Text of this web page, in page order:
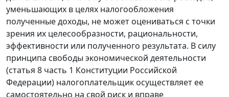
уменьшающих в целях налогообложения
полученные доходы, не может оцениваться с точки
зрения их целесообразности, рациональности,
эффективности или полученного результата. В силу
принципа свободы экономической деятельности
(статья 8 часть 1 Конституции Российской
Федерации) налогоплательщик осуществляет ее
самостоятельно на свой риск и вправе